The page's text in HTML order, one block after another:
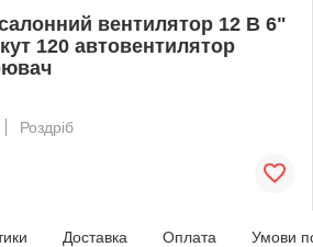
вентилятор 12 В 6"
120 автовентилятор
Роздріб
Доставка Оплата Умови